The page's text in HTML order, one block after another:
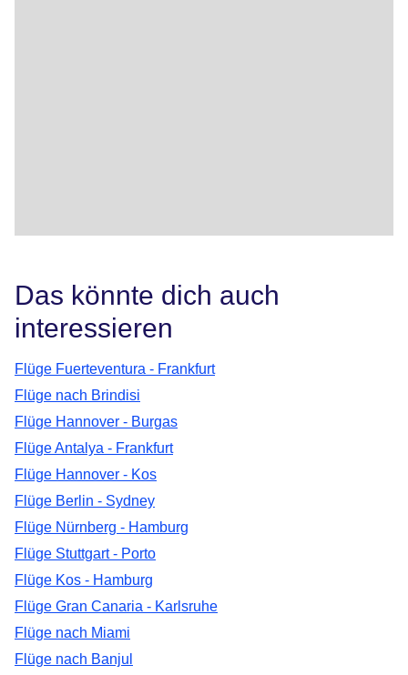
Das könnte dich auch
interessieren
Flüge Fuerteventura - Frankfurt
Flüge nach Brindisi
Flüge Hannover - Burgas
Flüge Antalya - Frankfurt
Flüge Hannover - Kos
Flüge Berlin - Sydney
Flüge Nürnberg - Hamburg
Flüge Stuttgart - Porto
Flüge Kos - Hamburg
Flüge Gran Canaria - Karlsruhe
Flüge nach Miami
Flüge nach Banjul